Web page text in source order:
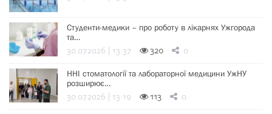
Студенти-медики – про роботу в лікарнях Ужгорода
та…
30.07.2026 | 13:37 320 0
ННІ стоматології та лабораторної медицини УжНУ
розширює…
30.07.2026 | 13:19 113 0